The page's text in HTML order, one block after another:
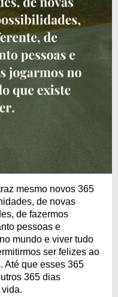
mesmo novos 365
de novas
de fazermos
pessoas e
mundo e viver tudo
ser felizes ao
Até que esses 365
365 dias